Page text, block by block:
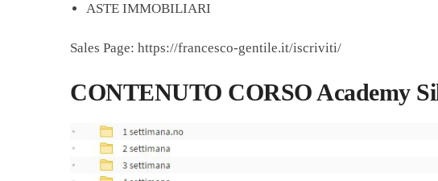
ASTE IMMOBILIARI
Sales Page: https://francesco-gentile.it/iscriviti/
CONTENUTO CORSO Academy